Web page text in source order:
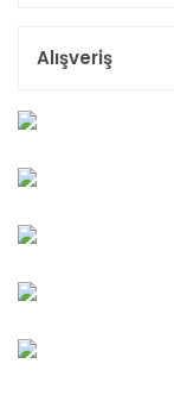
Alışveriş